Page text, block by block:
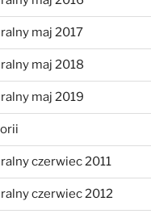
maj 2017
maj 2018
maj 2019
czerwiec 2011
czerwiec 2012